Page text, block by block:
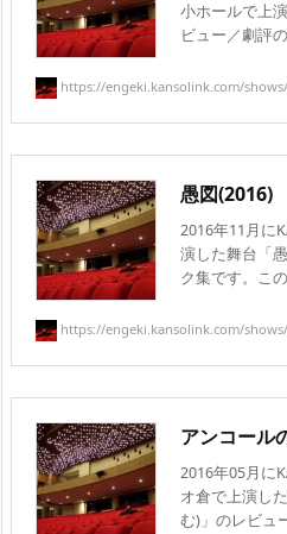
小ホールで上
ビュー／劇評
https://engeki.kansolink.com/
愚図(2016)
2016年11月に
演した舞台「
ク集です。こ
https://engeki.kansolink.com/
アンコール
2016年05月に
オ倉で上演し
む)」のレビュ